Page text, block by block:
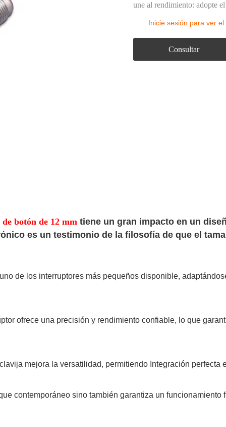
Accesorios de botón
une al rendimiento: adopte
Inicie sesión para ver el
Consultar
botón de 12 mm tiene un gran impacto en un
es un testimonio de la filosofía de que el
de los interruptores más pequeños disponible,
ofrece una precisión y rendimiento confiable, lo que
mejora la versatilidad, permitiendo Integración
contemporáneo sino también garantiza un funcionamiento